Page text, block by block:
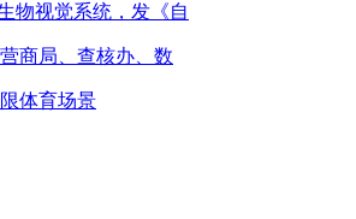
物视觉系统，发《自
商局、查核办、数
体育场景